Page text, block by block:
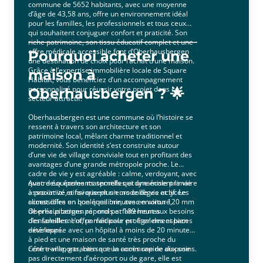
commune de 5652 habitants, avec une moyenne
d’âge de 43,58 ans, offre un environnement idéal
pour les familles, les professionnels et tous ceux
qui souhaitent conjuguer confort et praticité. Son
riche patrimoine, son tissu éducatif complet et une
offre médicale accessible font d’Oberhausbergen
une destination de choix pour l’achat d’une maison.
Grâce à l’expertise immobilière locale de Square
Habitat, vous bénéficiez d’un accompagnement
personnalisé pour réussir votre projet dans ce
secteur attractif.
Pourquoi acheter une
maison à
Oberhausbergen ? 🌟
Oberhausbergen est une commune où l’histoire se
ressent à travers son architecture et son
patrimoine local, mêlant charme traditionnel et
modernité. Son identité s’est construite autour
d’une vie de village conviviale tout en profitant des
avantages d’une grande métropole proche. Le
cadre de vie y est agréable : calme, verdoyant, avec
quatre équipements sportifs qui dynamisent la vie
associative et favorisent un mode de vie actif. Le
climat offre un bon équilibre, avec environ 120 mm
de précipitations par mois et 189 heures
d’ensoleillement, parfait pour profiter des espaces
extérieurs.
Avec deux écoles maternelles et une école primaire
à proximité, ainsi que plusieurs collèges et lycées
accessibles en quelques minutes en voiture,
Oberhausbergen répond parfaitement aux besoins
des familles. L’offre médicale est également bien
développée avec un hôpital à moins de 20 minutes
à pied et une maison de santé très proche du
centre-ville, garantissant un accès rapide aux soins.
Côté transports, bien que la commune ne dispose
pas directement d’aéroport ou de gare, elle est